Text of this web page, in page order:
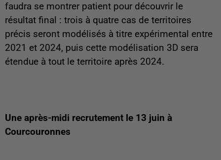
faudra se montrer patient pour découvrir le
résultat final : trois à quatre cas de territoires
précis seront modélisés à titre expérimental entre
2021 et 2024, puis cette modélisation 3D sera
étendue à tout le territoire après 2024.
Une après-midi recrutement le 13 juin à
Courcouronnes